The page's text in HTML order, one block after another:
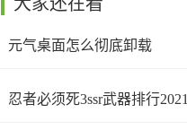
元气桌面怎么彻底卸载
忍者必须死3ssr武器排行2021